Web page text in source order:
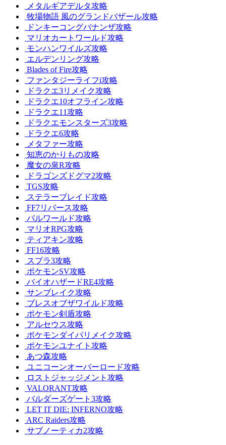
メタルギアデルタ攻略
牧場物語 風のグランドバザール攻略
ドンキーコングバナンザ攻略
マリオカートワールド攻略
モンハンワイルズ攻略
エルデンリング攻略
Blades of Fire攻略
ファンタジーライフi攻略
ドラクエ3リメイク攻略
ドラクエ10オフライン攻略
ドラクエ11攻略
ドラクエモンスターズ3攻略
ドラクエ6攻略
メタファー攻略
知恵のかりもの攻略
魔女の泉R攻略
ドラゴンズドグマ2攻略
TGS攻略
ステラーブレイド攻略
FF7リバース攻略
パルワールド攻略
マリオRPG攻略
ティアキン攻略
FF16攻略
スプラ3攻略
ポケモンSV攻略
バイオハザードRE4攻略
サンブレイク攻略
ブレスオブザワイルド攻略
ポケモン剣盾攻略
アルセウス攻略
ポケモンダイパリメイク攻略
ポケモンユナイト攻略
あつ森攻略
ユニコーンオーバーロード攻略
ロストジャッジメント攻略
VALORANT攻略
バルダーズゲート3攻略
LET IT DIE: INFERNO攻略
ARC Raiders攻略
サブノーティカ2攻略